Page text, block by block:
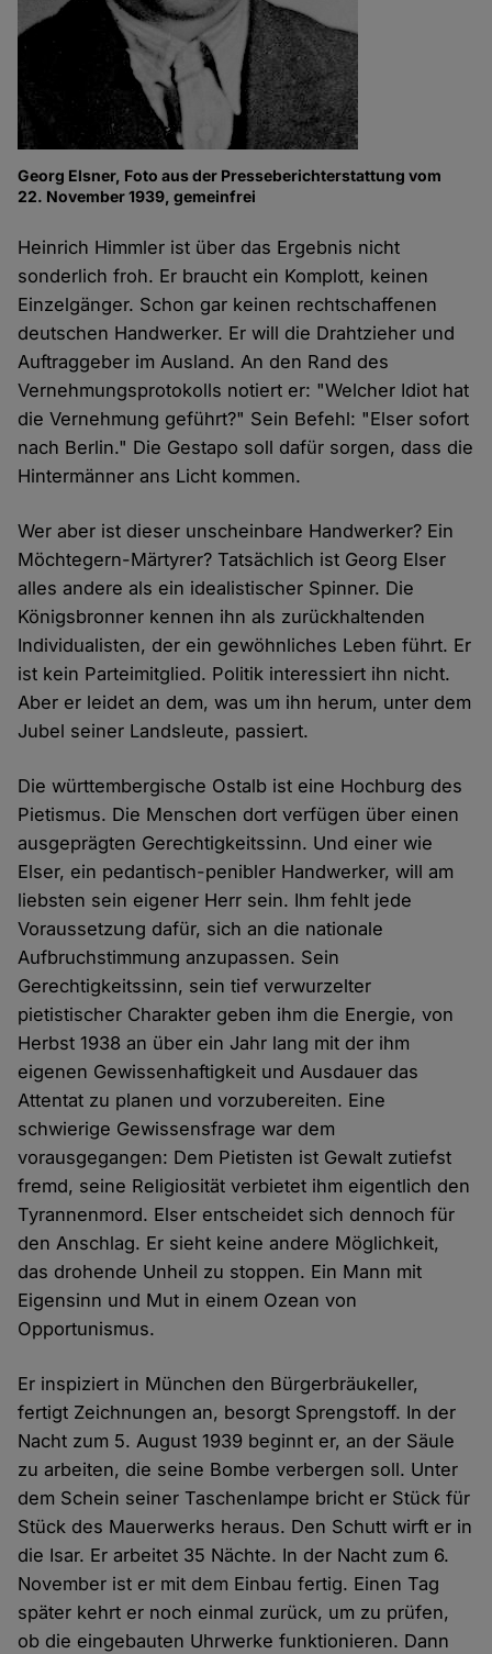
Georg Elsner, Foto aus der Presseberichterstattung vom
22. November 1939, gemeinfrei
Heinrich Himmler ist über das Ergebnis nicht
sonderlich froh. Er braucht ein Komplott, keinen
Einzelgänger. Schon gar keinen rechtschaffenen
deutschen Handwerker. Er will die Drahtzieher und
Auftraggeber im Ausland. An den Rand des
Vernehmungsprotokolls notiert er: "Welcher Idiot hat
die Vernehmung geführt?" Sein Befehl: "Elser sofort
nach Berlin." Die Gestapo soll dafür sorgen, dass die
Hintermänner ans Licht kommen.
Wer aber ist dieser unscheinbare Handwerker? Ein
Möchtegern-Märtyrer? Tatsächlich ist Georg Elser
alles andere als ein idealistischer Spinner. Die
Königsbronner kennen ihn als zurückhaltenden
Individualisten, der ein gewöhnliches Leben führt. Er
ist kein Parteimitglied. Politik interessiert ihn nicht.
Aber er leidet an dem, was um ihn herum, unter dem
Jubel seiner Landsleute, passiert.
Die württembergische Ostalb ist eine Hochburg des
Pietismus. Die Menschen dort verfügen über einen
ausgeprägten Gerechtigkeitssinn. Und einer wie
Elser, ein pedantisch-penibler Handwerker, will am
liebsten sein eigener Herr sein. Ihm fehlt jede
Voraussetzung dafür, sich an die nationale
Aufbruchstimmung anzupassen. Sein
Gerechtigkeitssinn, sein tief verwurzelter
pietistischer Charakter geben ihm die Energie, von
Herbst 1938 an über ein Jahr lang mit der ihm
eigenen Gewissenhaftigkeit und Ausdauer das
Attentat zu planen und vorzubereiten. Eine
schwierige Gewissensfrage war dem
vorausgegangen: Dem Pietisten ist Gewalt zutiefst
fremd, seine Religiosität verbietet ihm eigentlich den
Tyrannenmord. Elser entscheidet sich dennoch für
den Anschlag. Er sieht keine andere Möglichkeit,
das drohende Unheil zu stoppen. Ein Mann mit
Eigensinn und Mut in einem Ozean von
Opportunismus.
Er inspiziert in München den Bürgerbräukeller,
fertigt Zeichnungen an, besorgt Sprengstoff. In der
Nacht zum 5. August 1939 beginnt er, an der Säule
zu arbeiten, die seine Bombe verbergen soll. Unter
dem Schein seiner Taschenlampe bricht er Stück für
Stück des Mauerwerks heraus. Den Schutt wirft er in
die Isar. Er arbeitet 35 Nächte. In der Nacht zum 6.
November ist er mit dem Einbau fertig. Einen Tag
später kehrt er noch einmal zurück, um zu prüfen,
ob die eingebauten Uhrwerke funktionieren. Dann